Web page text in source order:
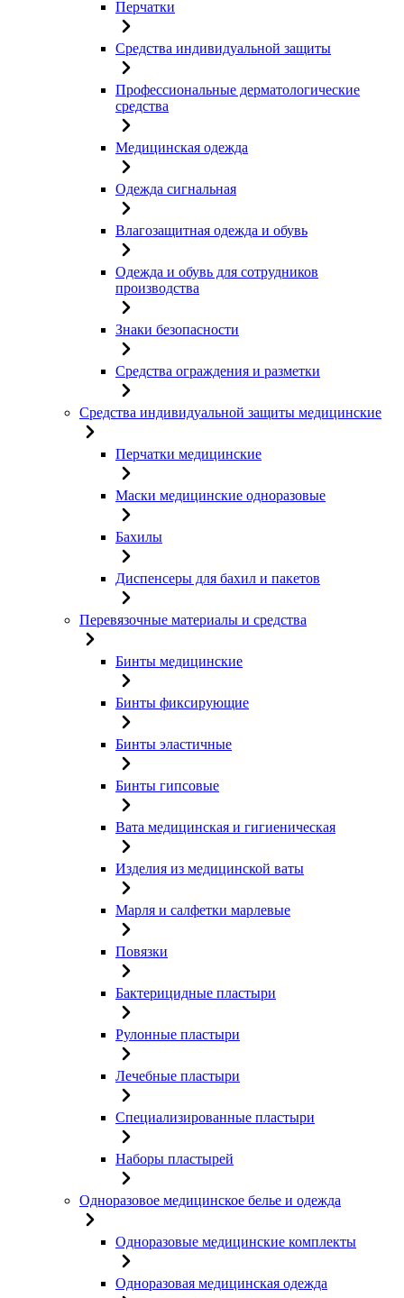
Перчатки
Средства индивидуальной защиты
Профессиональные дерматологические
средства
Медицинская одежда
Одежда сигнальная
Влагозащитная одежда и обувь
Одежда и обувь для сотрудников
производства
Знаки безопасности
Средства ограждения и разметки
Средства индивидуальной защиты медицинские
Перчатки медицинские
Маски медицинские одноразовые
Бахилы
Диспенсеры для бахил и пакетов
Перевязочные материалы и средства
Бинты медицинские
Бинты фиксирующие
Бинты эластичные
Бинты гипсовые
Вата медицинская и гигиеническая
Изделия из медицинской ваты
Марля и салфетки марлевые
Повязки
Бактерицидные пластыри
Рулонные пластыри
Лечебные пластыри
Специализированные пластыри
Наборы пластырей
Одноразовое медицинское белье и одежда
Одноразовые медицинские комплекты
Одноразовая медицинская одежда